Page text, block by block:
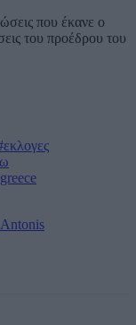
που έκανε ο
του προέδρου του